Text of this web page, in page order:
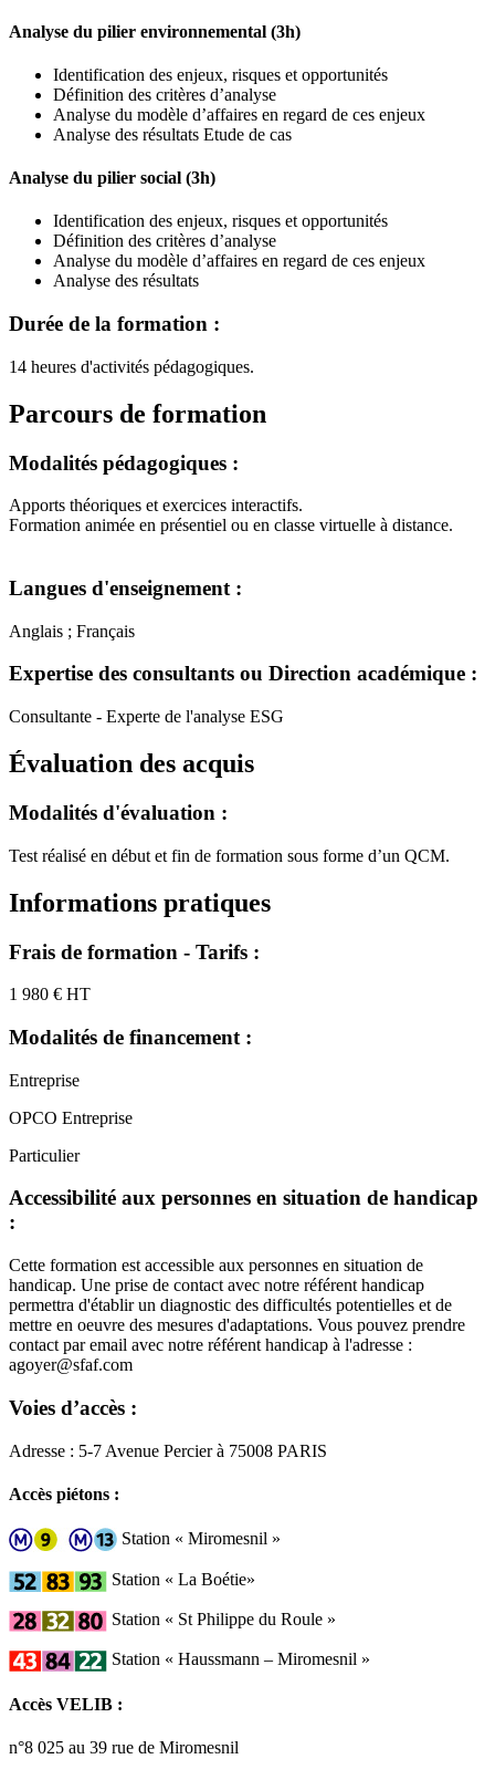
Analyse du pilier environnemental (3h)
Identification des enjeux, risques et opportunités
Définition des critères d’analyse
Analyse du modèle d’affaires en regard de ces enjeux
Analyse des résultats Etude de cas
Analyse du pilier social (3h)
Identification des enjeux, risques et opportunités
Définition des critères d’analyse
Analyse du modèle d’affaires en regard de ces enjeux
Analyse des résultats
Durée de la formation :
14 heures d'activités pédagogiques.
Parcours de formation
Modalités pédagogiques :
Apports théoriques et exercices interactifs.
Formation animée en présentiel ou en classe virtuelle à distance.
Langues d'enseignement :
Anglais ; Français
Expertise des consultants ou Direction académique :
Consultante - Experte de l'analyse ESG
Évaluation des acquis
Modalités d'évaluation :
Test réalisé en début et fin de formation sous forme d’un QCM.
Informations pratiques
Frais de formation - Tarifs :
1 980 € HT
Modalités de financement :
Entreprise
OPCO Entreprise
Particulier
Accessibilité aux personnes en situation de handicap
:
Cette formation est accessible aux personnes en situation de
handicap. Une prise de contact avec notre référent handicap
permettra d'établir un diagnostic des difficultés potentielles et de
mettre en oeuvre des mesures d'adaptations. Vous pouvez prendre
contact par email avec notre référent handicap à l'adresse :
agoyer@sfaf.com
Voies d’accès :
Adresse : 5-7 Avenue Percier à 75008 PARIS
Accès piétons :
Station « Miromesnil »
Station « La Boétie»
Station « St Philippe du Roule »
Station « Haussmann – Miromesnil »
Accès VELIB :
n°8 025 au 39 rue de Miromesnil